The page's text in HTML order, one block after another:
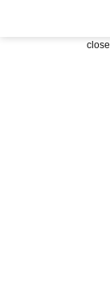
close